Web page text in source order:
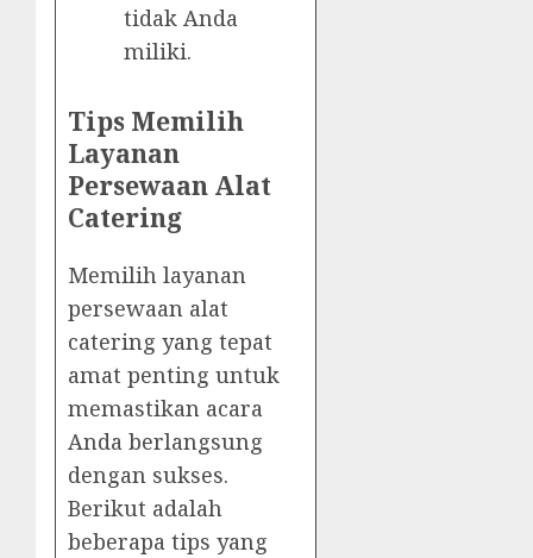
tidak Anda
miliki.
Tips Memilih
Layanan
Persewaan Alat
Catering
Memilih layanan
persewaan alat
catering yang tepat
amat penting untuk
memastikan acara
Anda berlangsung
dengan sukses.
Berikut adalah
beberapa tips yang